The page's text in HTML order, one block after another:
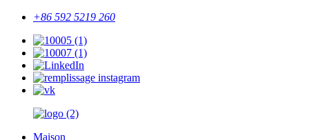
+86 592 5219 260
Maison